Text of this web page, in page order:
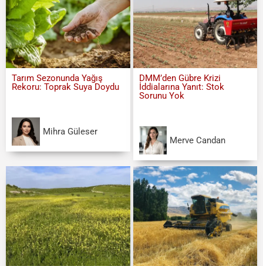
Tarım Sezonunda Yağış
Rekoru: Toprak Suya Doydu
Mihra Güleser
DMM’den Gübre Krizi
İddialarına Yanıt: Stok
Sorunu Yok
Merve Candan